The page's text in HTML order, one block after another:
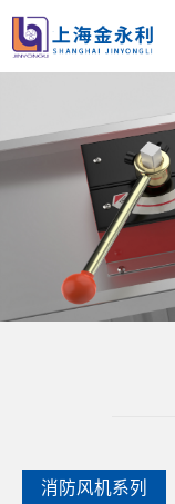
消防风机系列